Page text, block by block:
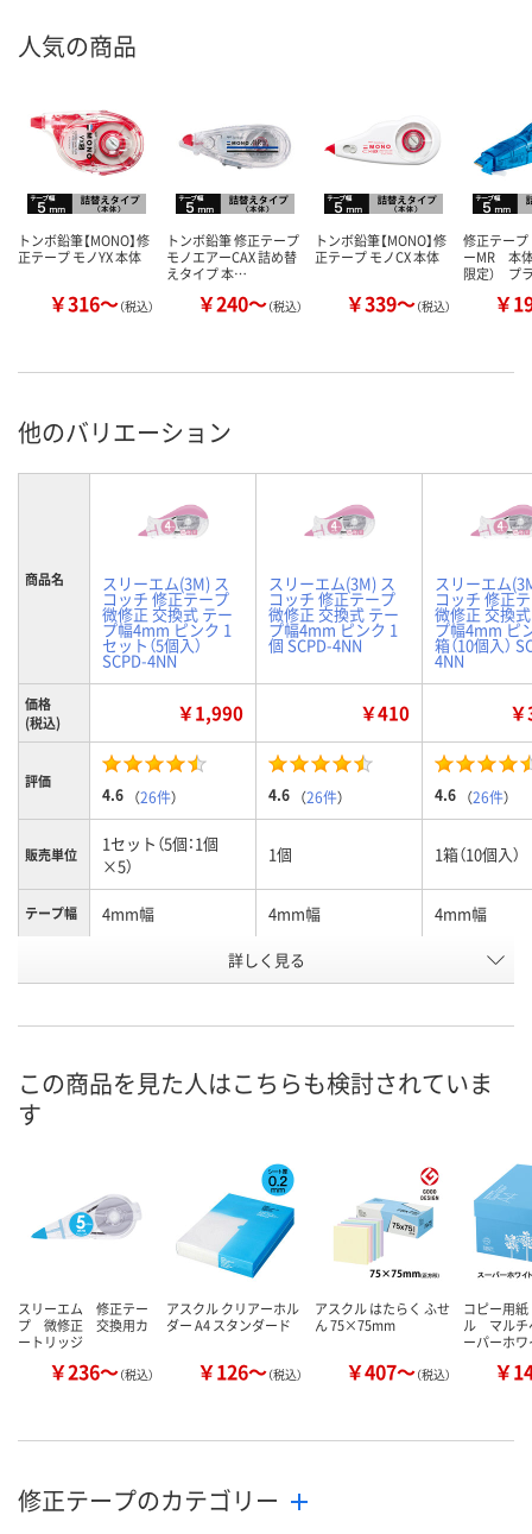
人気の商品
トンボ鉛筆【MONO】修
正テープ モノYX 本体
￥316～（税込）
トンボ鉛筆 修正テープ
モノエアーCAX 詰め替
えタイプ 本…
￥240～（税込）
トンボ鉛筆【MONO】修
正テープ モノCX 本体
￥339～（税込）
修正テー
ーMR 本体
限定） プ
￥
他のバリエーション
商品名 スリーエム(3M) ス
コッチ 修正テープ
微修正 交換式 テー
プ幅4mm ピンク 1
セット（5個入）
SCPD-4NN
スリーエム(3M) ス
コッチ 修正テープ
微修正 交換式 テー
プ幅4mm ピンク 1
個 SCPD-4NN
スリーエム
コッチ 修正
微修正 交換
プ幅4mm ピ
箱（10個入）
4NN
価格
(税込)
￥1,990 ￥410
評価
4.6 （26件） 4.6 （26件） 4.6 （26件）
販売単位
1セット（5個：1個
×5）
1個 1箱（10個入）
テープ幅 4mm幅 4mm幅 4mm幅
ピンク
号
お届け日
カゴへ
数量
カゴへ
数量
カ
詳しく見る
この商品を見た人はこちらも検討されていま
す
スリーエム 修正テー
プ 微修正 交換用カ
ートリッジ
￥236～（税込）
アスクル クリアーホル
ダー A4 スタンダード
￥126～（税込）
アスクル はたらく ふせ
ん 75×75mm
￥407～（税込）
コピー用
ル マルチ
ーパーホワ
￥
修正テープのカテゴリー